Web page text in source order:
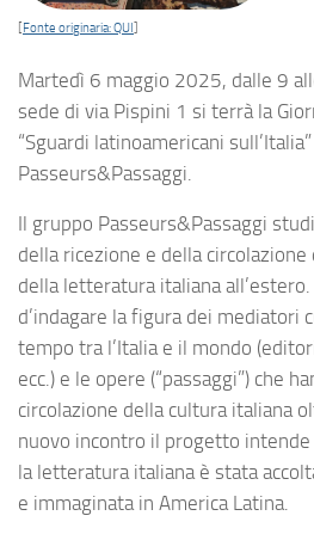
[Fonte originaria: QUI]
Martedì 6 maggio 2025, dalle 9
sede di via Pispini 1 si terrà la
“Sguardi latinoamericani
Passeurs&Passaggi.
Il gruppo Passeurs&Passaggi
della ricezione e della
della letteratura italiana
d’indagare la figura dei mediatori
tempo tra l’Italia e il mondo
ecc.) e le opere (“passaggi”) che
circolazione della cultura italiana
nuovo incontro il progetto
la letteratura italiana è stata
e immaginata in America Latina.